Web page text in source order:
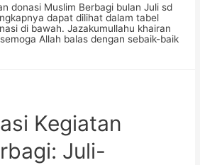
donasi Muslim Berbagi bulan Juli sd
dapat dilihat dalam tabel
di bawah. Jazakumullahu khairan
Allah balas dengan sebaik-baik
Kegiatan
Juli-